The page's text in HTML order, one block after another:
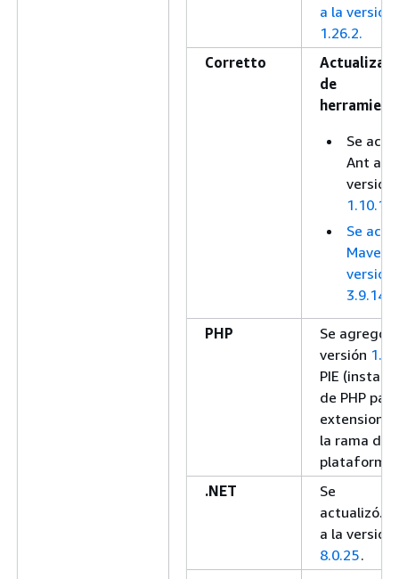
a la versión
1.26.2.
Corretto
de
Se
Ant a la
versión
1.10.16
Se
Maven
versión
3.9.14.
PHP
Se agregó
versión
PIE
de PHP para
la rama de
plataforma
.NET
Se
a la versión
8.0.25.